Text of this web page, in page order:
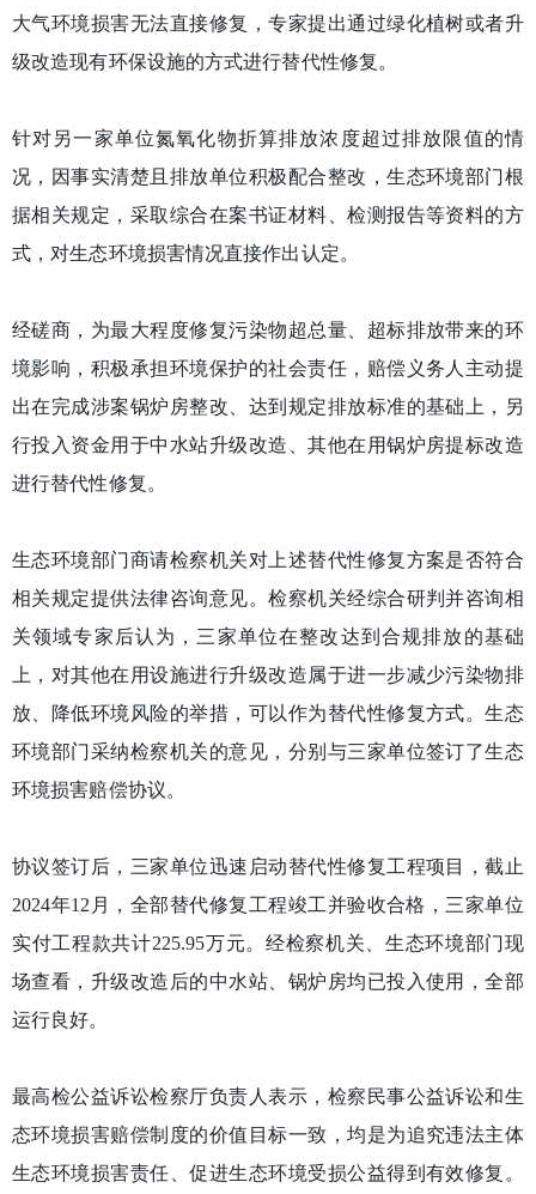
大气环境损害无法直接修复，专家提出通过绿化植树或者升
级改造现有环保设施的方式进行替代性修复。
针对另一家单位氮氧化物折算排放浓度超过排放限值的情
况，因事实清楚且排放单位积极配合整改，生态环境部门根
据相关规定，采取综合在案书证材料、检测报告等资料的方
式，对生态环境损害情况直接作出认定。
经磋商，为最大程度修复污染物超总量、超标排放带来的环
境影响，积极承担环境保护的社会责任，赔偿义务人主动提
出在完成涉案锅炉房整改、达到规定排放标准的基础上，另
行投入资金用于中水站升级改造、其他在用锅炉房提标改造
进行替代性修复。
生态环境部门商请检察机关对上述替代性修复方案是否符合
相关规定提供法律咨询意见。检察机关经综合研判并咨询相
关领域专家后认为，三家单位在整改达到合规排放的基础
上，对其他在用设施进行升级改造属于进一步减少污染物排
放、降低环境风险的举措，可以作为替代性修复方式。生态
环境部门采纳检察机关的意见，分别与三家单位签订了生态
环境损害赔偿协议。
协议签订后，三家单位迅速启动替代性修复工程项目，截止
2024年12月，全部替代修复工程竣工并验收合格，三家单位
实付工程款共计225.95万元。经检察机关、生态环境部门现
场查看，升级改造后的中水站、锅炉房均已投入使用，全部
运行良好。
最高检公益诉讼检察厅负责人表示，检察民事公益诉讼和生
态环境损害赔偿制度的价值目标一致，均是为追究违法主体
生态环境损害责任、促进生态环境受损公益得到有效修复。